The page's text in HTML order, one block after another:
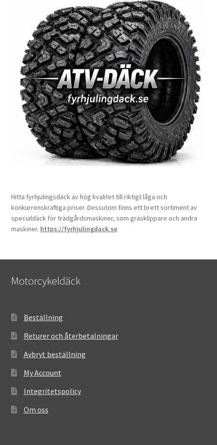
Hitta fyrhjulingsdäck av hög kvalitet till riktigt låga och
konkurrenskraftiga priser. Dessutom finns ett brett sortiment av
specialdäck för trädgårdsmaskiner, som gräsklippare och andra
maskiner. https://fyrhjulingdack.se
Motorcykeldäck
Beställning
Returer och återbetalningar
Avbryt beställning
My Account
Integritetspolicy
Om oss